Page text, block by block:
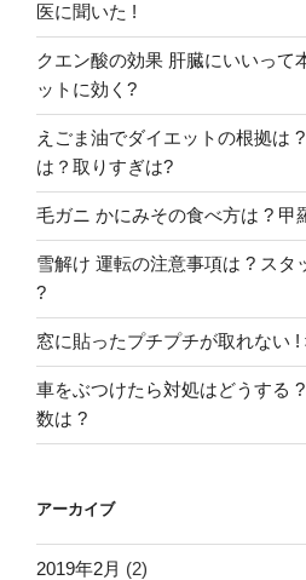
医に聞いた !
クエン酸の効果 肝臓にいいって
ットに効く?
えごま油でダイエットの根拠は
は？取りすぎは?
毛ガニ かにみその食べ方は ? 甲
雪解け 運転の注意事項は ? スタ
?
窓に貼ったプチプチが取れない !
車をぶつけたら対処はどうする
数は ?
アーカイブ
2019年2月 (2)